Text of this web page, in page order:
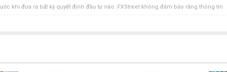
khi đưa ra bất kỳ quyết định đầu tư nào. FXStreet không đảm bảo rằng thông tin
Tác giả sẽ không chịu trách nhiệm về thông tin được tìm thấy ở cuối các liên kết